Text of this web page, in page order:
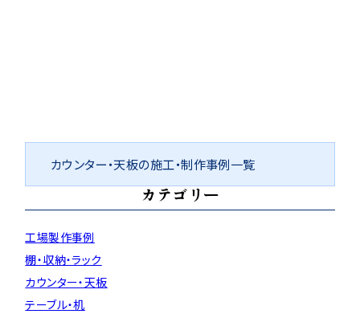
カウンター・天板の施工・制作事例一覧
カテゴリー
工場製作事例
棚・収納・ラック
カウンター・天板
テーブル・机